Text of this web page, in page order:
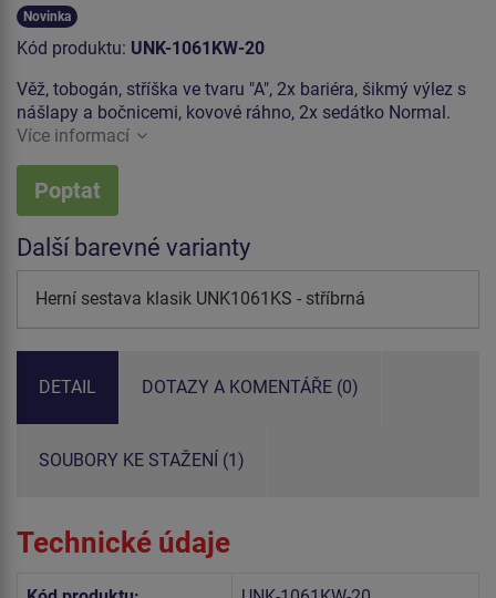
Novinka
Kód produktu: UNK-1061KW-20
Věž, tobogán, stříška ve tvaru "A", 2x bariéra, šikmý výlez s
nášlapy a bočnicemi, kovové ráhno, 2x sedátko Normal.
Více informací
Poptat
Další barevné varianty
Herní sestava klasik UNK1061KS - stříbrná
DETAIL DOTAZY A KOMENTÁŘE (0)
SOUBORY KE STAŽENÍ (1)
Technické údaje